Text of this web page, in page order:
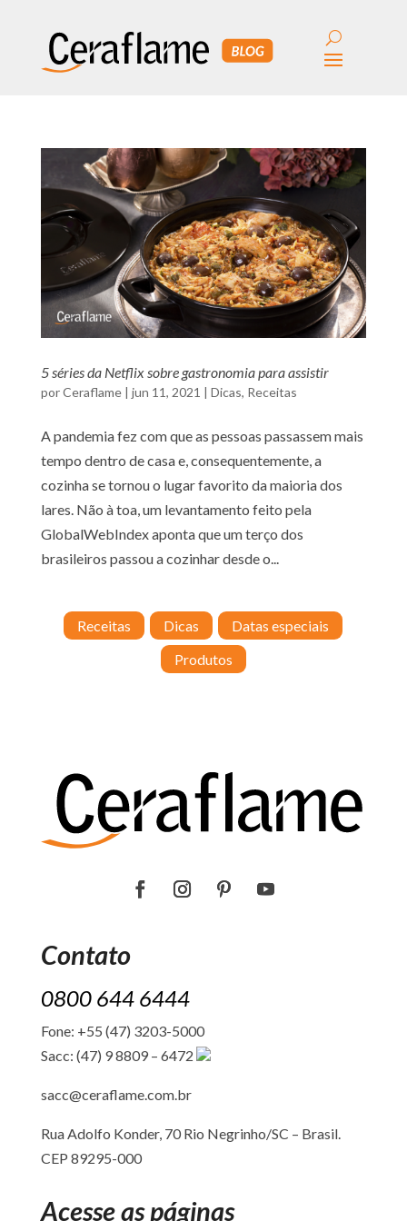
5 séries da Netflix sobre gastronomia para assistir
porCeraflame| jun 11, 2021 | Dicas, Receitas
A pandemia fez com que as pessoas passassem mais
tempo dentro de casa e, consequentemente, a
cozinha se tornou o lugar favorito da maioria dos
lares. Não à toa, um levantamento feito pela
GlobalWebIndex aponta que um terço dos
brasileiros passou a cozinhar desde o...
Receitas Dicas
Datas especiais
Produtos
Contato
0800 644 6444
Fone: +55 (47) 3203-5000
Sacc: (47) 9 8809 – 6472
sacc@ceraflame.com.br
Rua Adolfo Konder, 70 Rio Negrinho/SC – Brasil.
CEP 89295-000
Acesse as páginas